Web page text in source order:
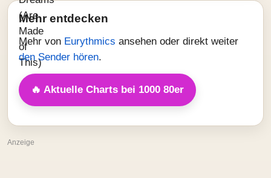
Mehr entdecken
Mehr von Eurythmics ansehen oder direkt weiter
den Sender hören.
🔥 Aktuelle Charts bei 1000 80er
Anzeige